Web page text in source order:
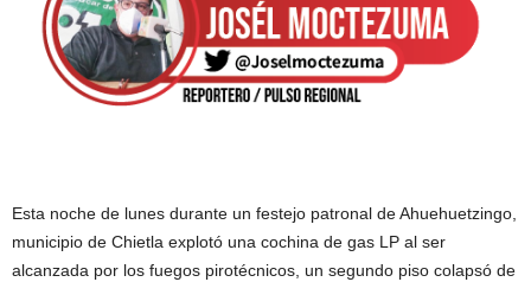
Esta noche de lunes durante un festejo patronal de Ahuehuetzingo,
municipio de Chietla explotó una cochina de gas LP al ser
alcanzada por los fuegos pirotécnicos, un segundo piso colapsó de